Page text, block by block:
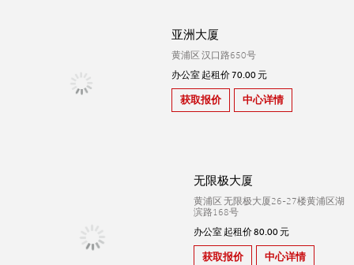
亚洲大厦
黄浦区 汉口路650号
办公室 起租价 70.00 元
获取报价 中心详情
无限极大厦
黄浦区 无限极大厦26-27楼黄浦区湖
滨路168号
办公室 起租价 80.00 元
获取报价 中心详情